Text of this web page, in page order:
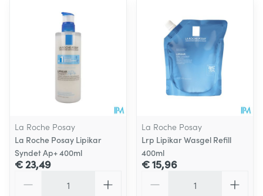
La Roche Posay
La Roche Posay Lipikar
Syndet Ap+ 400ml
€ 23,49
La Roche Posay
Lrp Lipikar Wasgel Refill
400ml
€ 15,96